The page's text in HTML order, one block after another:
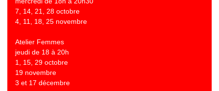
7, 14, 21, 28 octobre
4, 11, 18, 25 novembre
Atelier Femmes
jeudi de 18 à 20h
1, 15, 29 octobre
19 novembre
3 et 17 décembre